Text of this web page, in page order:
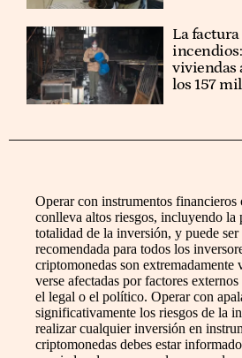
La
viviendas
los 157
Operar con instrumentos financieros
conlleva altos riesgos, incluyendo la
totalidad de la inversión, y puede
recomendada para todos los
criptomonedas son extremadamente
verse afectadas por factores
el legal o el político. Operar con
significativamente los riesgos de la
realizar cualquier inversión en
criptomonedas debes estar